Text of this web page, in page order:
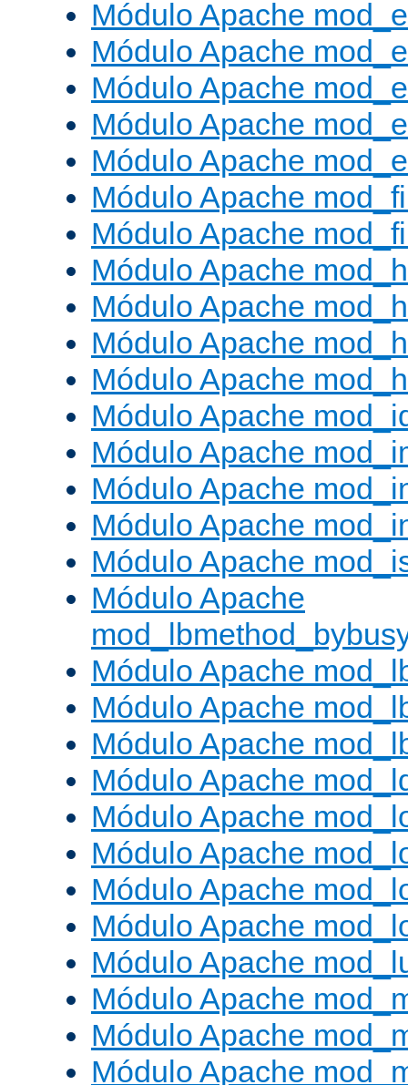
Módulo Apache
Módulo Apache
Módulo Apache
Módulo Apache
Módulo Apache
Módulo Apache
Módulo Apache
Módulo Apache
Módulo Apache
Módulo Apache
Módulo Apache
Módulo Apache
Módulo Apache
Módulo Apache
Módulo Apache
Módulo Apache
Módulo Apache
Módulo Apache
Módulo Apache
Módulo Apache
Módulo Apache
Módulo Apache
Módulo Apache
Módulo Apache
Módulo Apache
Módulo Apache
Módulo Apache
Módulo Apache
Módulo Apache